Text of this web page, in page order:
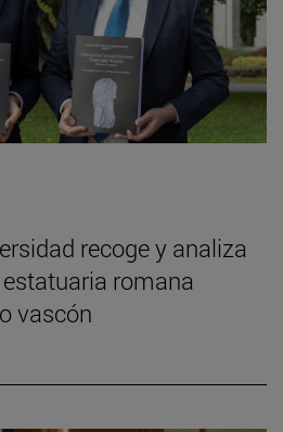
recoge y analiza
romana
vascón